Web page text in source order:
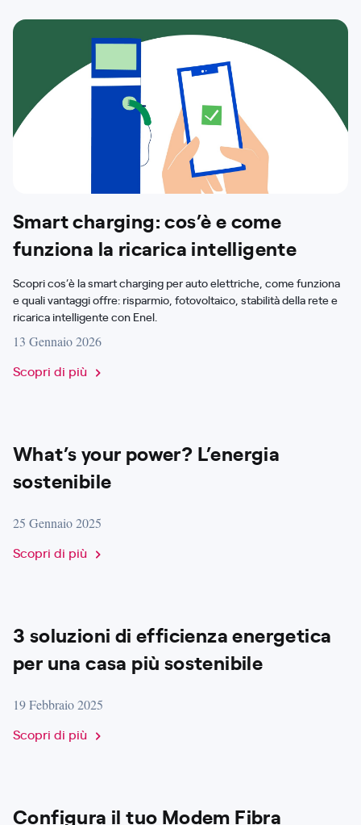
Smart charging: cos’è e come
funziona la ricarica intelligente
Scopri cos’è la smart charging per auto elettriche, come funziona
e quali vantaggi offre: risparmio, fotovoltaico, stabilità della rete e
ricarica intelligente con Enel.
13 Gennaio 2026
Scopri di più
What’s your power? L’energia
sostenibile
25 Gennaio 2025
Scopri di più
3 soluzioni di efficienza energetica
per una casa più sostenibile
19 Febbraio 2025
Scopri di più
Configura il tuo Modem Fibra